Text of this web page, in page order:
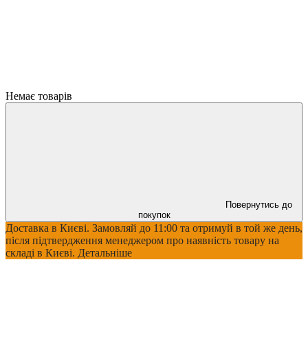
Немає товарів
Повернутись до
покупок
Доставка в Києві. Замовляй до 11:00 та отримуй в той же день,
після підтвердження менеджером про наявність товару на
складі в Києві. Детальніше